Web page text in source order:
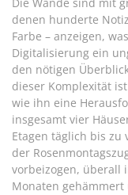
denen hunderte
Farbe – anzeigen,
Digitalisierung ein
den nötigen
dieser Komplexität
wie ihn eine
insgesamt vier
Etagen täglich bis
der
vorbeizogen, überall
Monaten